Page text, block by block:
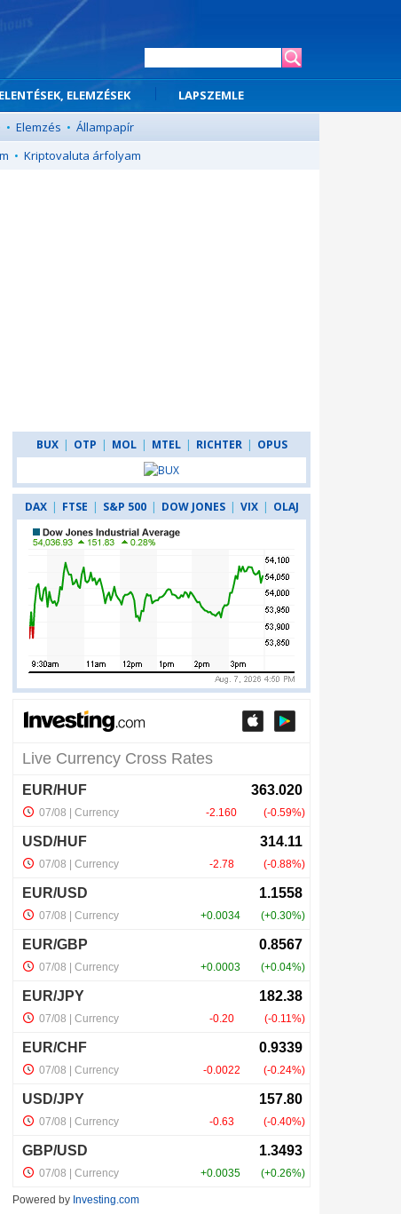
ELEMZÉSEK
LAPSZEMLE
• Elemzés • Állampapír
• Kriptovaluta árfolyam
BUX | OTP | MOL | MTEL | RICHTER | OPUS
DAX | FTSE | S&P 500 | DOW JONES | VIX | OLAJ
Powered by Investing.com